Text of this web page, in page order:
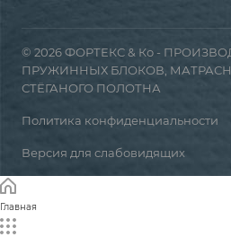
© 2026 ФОРТЕКС & Ко -
ПРУЖИННЫХ БЛОКОВ,
СТЁГАНОГО ПОЛОТНА
Политика конфиденциальности
Версия для слабовидящих
Главная